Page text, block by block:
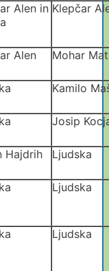
Alen in Klepčar
Alen Mohar
Kamilo
Josip
Hajdrih Ljudska
Ljudska
Ljudska